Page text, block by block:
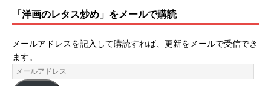
「洋画のレタス炒め」をメールで購読
メールアドレスを記入して購読すれば、更新をメールで受信でき
ます。